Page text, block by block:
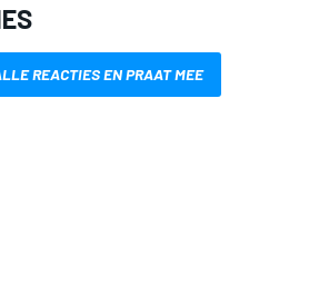
REACTIES EN PRAAT MEE